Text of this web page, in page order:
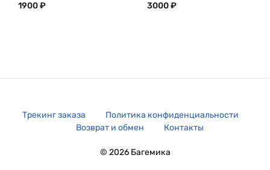
1900₽ 3000₽
© 2026 Багемика
Трекинг заказа
Политика конфиденциальности
Возврат и обмен
Контакты